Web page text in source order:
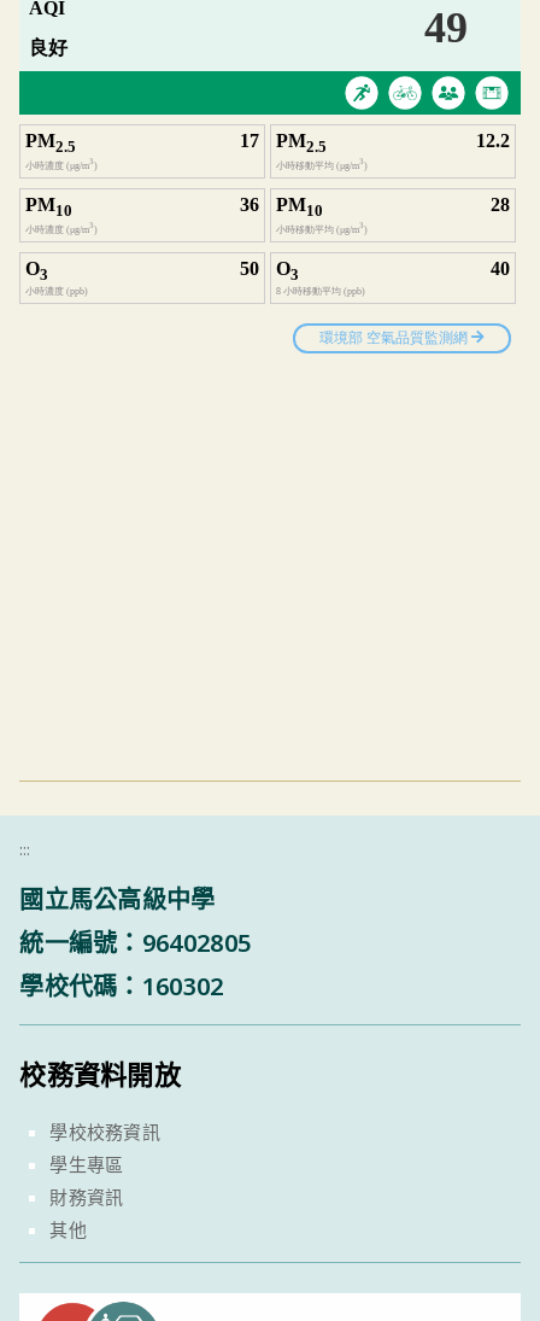
:::
國立馬公高級中學
統一編號：96402805
學校代碼：160302
校務資料開放
學校校務資訊
學生專區
財務資訊
其他